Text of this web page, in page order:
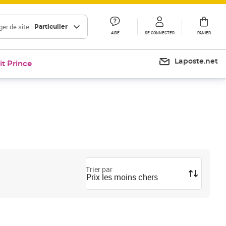
de site : Particulier
AIDE SE CONNECTER PANIER
Prince Laposte.net
Trier par
Prix les moins chers